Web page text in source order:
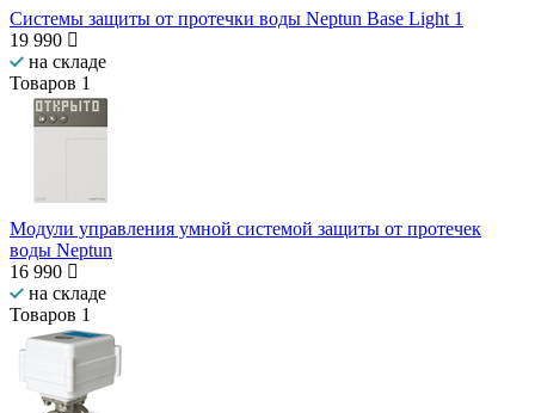
Системы защиты от протечки воды Neptun Base Light 1
19 990
на складе
Товаров 1
Модули управления умной системой защиты от протечек
воды Neptun
16 990
на складе
Товаров 1